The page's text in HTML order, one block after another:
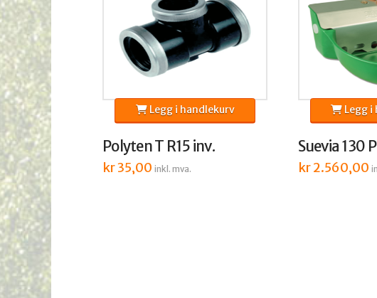
Polyten T R15 inv.
kr35,00 inkl. mva.
Legg i handlekurv
Suevia 130
kr2.560,00
Legg i